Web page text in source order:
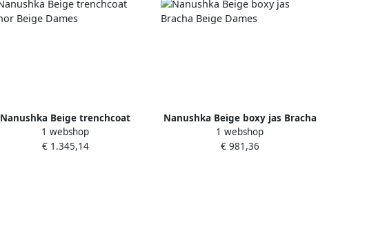
Nanushka Beige trenchcoat
Elinor Beige Dames
1 webshop
€ 1.345,14
Nanushka Beige boxy jas Bracha
Beige Dames
1 webshop
€ 981,36